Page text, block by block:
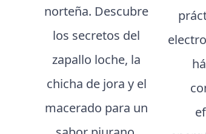
norteña. Descubre
los secretos del
zapallo loche, la
chicha de jora y el
macerado para un